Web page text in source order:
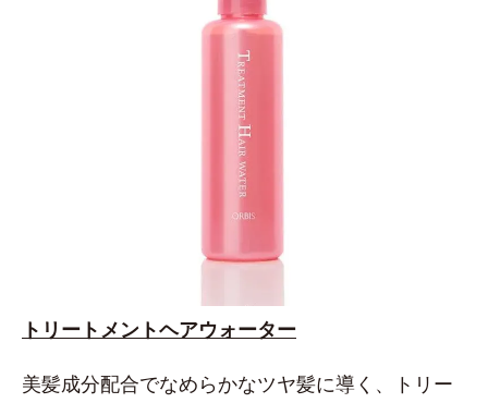
トリートメントヘアウォーター
美髪成分配合でなめらかなツヤ髪に導く、トリー